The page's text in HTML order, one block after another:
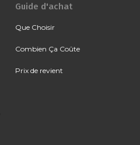
Guide d'achat
Que Choisir
Combien Ça Coûte
Prix de revient